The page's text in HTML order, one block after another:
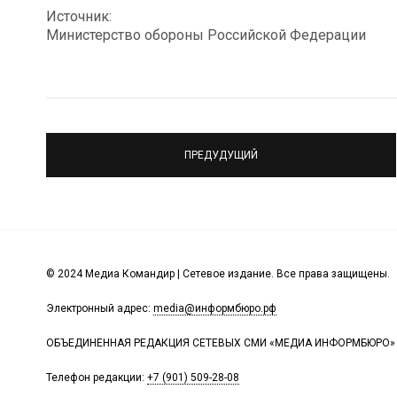
Источник:
Министерство обороны Российской Федерации
ПРЕДУДУЩИЙ
© 2024 Медиа Командир | Сетевое издание. Все права защищены.
Электронный адрес: media@информбюро.рф
ОБЪЕДИНЕННАЯ РЕДАКЦИЯ СЕТЕВЫХ СМИ «МЕДИА ИНФОРМБЮРО»
Телефон редакции: +7 (901) 509-28-08